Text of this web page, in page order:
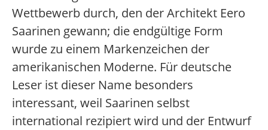
Wettbewerb durch, den der Architekt Eero
Saarinen gewann; die endgültige Form
wurde zu einem Markenzeichen der
amerikanischen Moderne. Für deutsche
Leser ist dieser Name besonders
interessant, weil Saarinen selbst
international rezipiert wird und der Entwurf